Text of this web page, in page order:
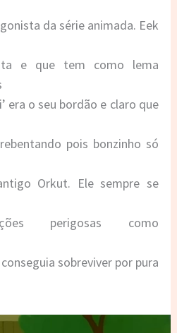
da série animada. Eek
e que tem como lema
era o seu bordão e claro que
pois bonzinho só
Orkut. Ele sempre se
perigosas como
sobreviver por pura